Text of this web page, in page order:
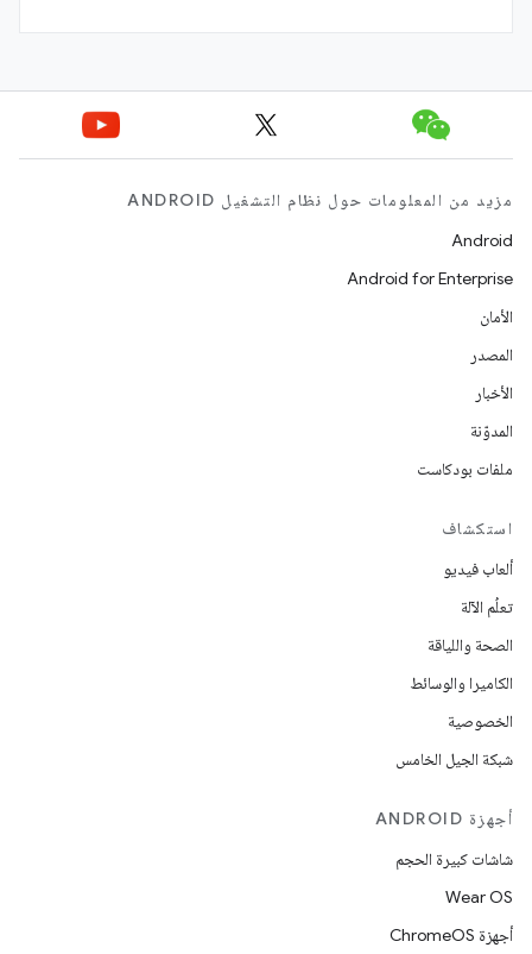
مزيد من المعلومات حول نظام التشغيل ANDROID
Android
Android for Enterprise
الأمان
المصدر
الأخبار
المدوّنة
ملفات بودكاست
استكشاف
ألعاب فيديو
تعلُم الآلة
الصحة واللياقة
الكاميرا والوسائط
الخصوصية
شبكة الجيل الخامس
أجهزة ANDROID
شاشات كبيرة الحجم
Wear OS
أجهزة ChromeOS